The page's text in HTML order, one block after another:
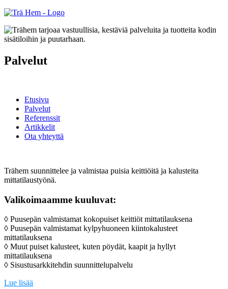
Palvelut
Etusivu
Palvelut
Referenssit
Artikkelit
Ota yhteyttä
Trähem suunnittelee ja valmistaa puisia keittiöitä ja kalusteita
mittatilaustyönä.
Valikoimaamme kuuluvat:
◊ Puusepän valmistamat kokopuiset keittiöt mittatilauksena
◊ Puusepän valmistamat kylpyhuoneen kiintokalusteet
mittatilauksena
◊ Muut puiset kalusteet, kuten pöydät, kaapit ja hyllyt
mittatilauksena
◊ Sisustusarkkitehdin suunnittelupalvelu
Lue lisää